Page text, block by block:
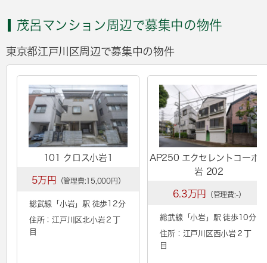
茂呂マンション周辺で募集中の物件
東京都江戸川区周辺で募集中の物件
101 クロス小岩1
5万円 （管理費:15,000円）
総武線「 小岩」駅 徒歩12分
住所：江戸川区北小岩２丁
目
AP250 エクセレントコーポ
岩 202
6.3万円 （管理費:-）
総武線「小岩」駅 徒歩10分
住所：江戸川区西小岩２丁
目